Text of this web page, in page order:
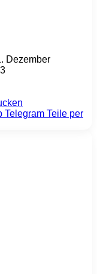
Dezember
Telegram Teile per